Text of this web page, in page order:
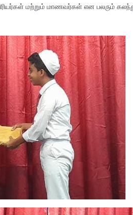
மற்றும் மாணவர்கள் என பலரும்